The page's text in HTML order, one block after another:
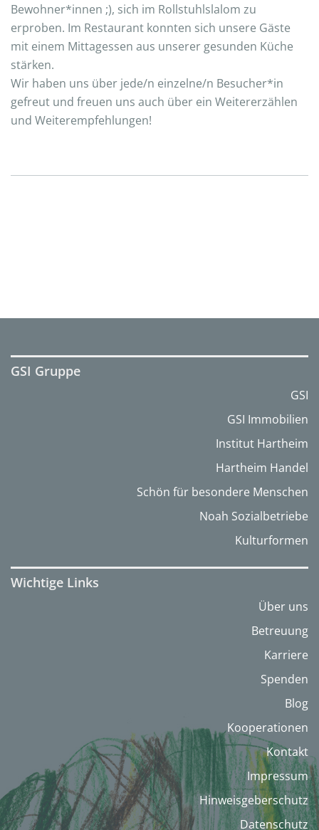
Bewohner*innen ;), sich im Rollstuhlslalom zu
erproben. Im Restaurant konnten sich unsere Gäste
mit einem Mittagessen aus unserer gesunden Küche
stärken.
Wir haben uns über jede/n einzelne/n Besucher*in
gefreut und freuen uns auch über ein Weitererzählen
und Weiterempfehlungen!
GSI Gruppe
GSI
GSI Immobilien
Institut Hartheim
Hartheim Handel
Schön für besondere Menschen
Noah Sozialbetriebe
Kulturformen
Wichtige Links
Über uns
Betreuung
Karriere
Spenden
Blog
Kooperationen
Kontakt
Impressum
Hinweisgeberschutz
Datenschutz